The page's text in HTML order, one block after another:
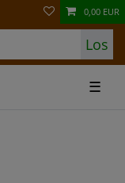
Los
0,00 EUR
☰